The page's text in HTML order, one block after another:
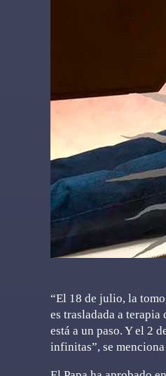
“El 18 de julio, la
es trasladada a
está a un paso. Y el 2
infinitas”, se